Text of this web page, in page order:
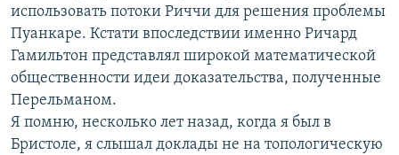
использовать потоки Риччи для решения проблемы
Пуанкаре. Кстати впоследствии именно Ричард
Гамильтон представлял широкой математической
общественности идеи доказательства, полученные
Перельманом.
Я помню, несколько лет назад, когда я был в
Бристоле, я слышал доклады не на топологическую